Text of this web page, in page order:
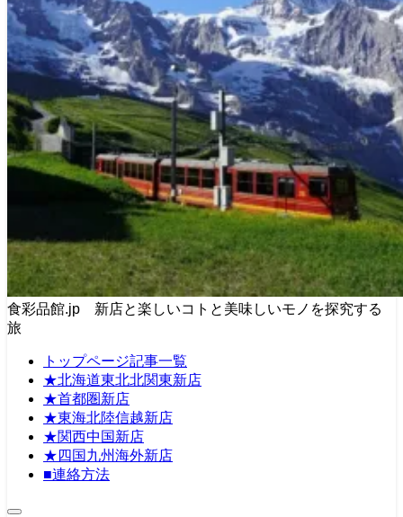
食彩品館.jp 新店と楽しいコトと美味しいモノを探究する
旅
トップページ記事一覧
★北海道東北北関東新店
★首都圏新店
★東海北陸信越新店
★関西中国新店
★四国九州海外新店
■連絡方法